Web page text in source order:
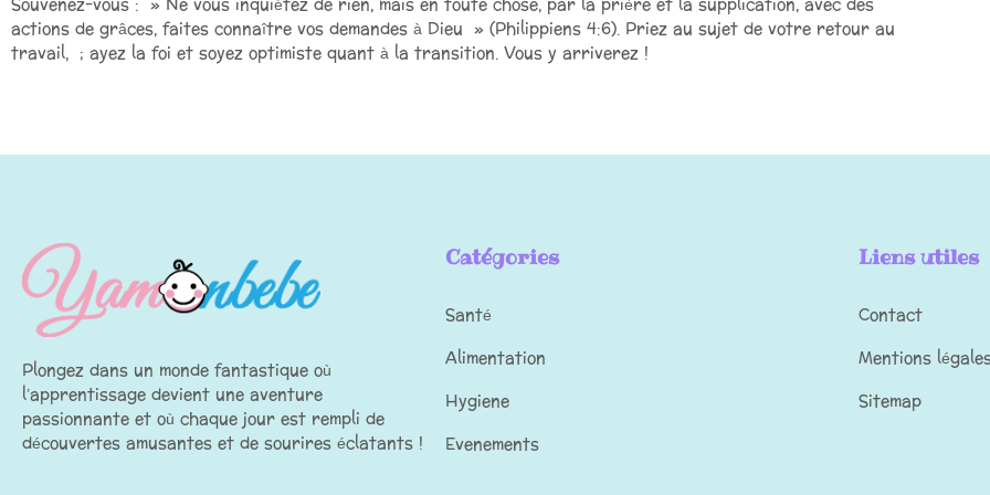
actions de grâces, faites connaître vos demandes à Dieu » (Philippiens 4:6). Priez au sujet de votre retour au
travail, ; ayez la foi et soyez optimiste quant à la transition. Vous y arriverez !
Plongez dans un monde fantastique où
l’apprentissage devient une aventure
passionnante et où chaque jour est rempli de
découvertes amusantes et de sourires éclatants !
Catégories
Santé
Alimentation
Hygiene
Evenements
Liens utiles
Contact
Mentions
Sitemap